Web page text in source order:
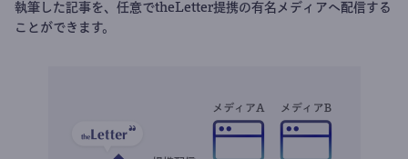
執筆した記事を、任意でtheLetter提携の有名メディアへ配信する
ことができます。